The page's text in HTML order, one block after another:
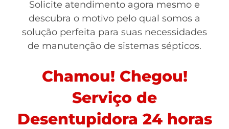
Solicite atendimento agora mesmo e
descubra o motivo pelo qual somos a
solução perfeita para suas necessidades
de manutenção de sistemas sépticos.
Chamou! Chegou!
Serviço de
Desentupidora 24 horas